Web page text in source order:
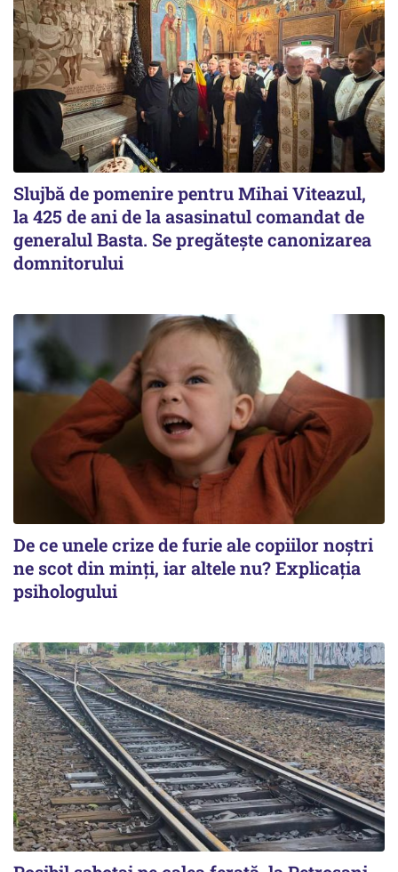
Slujbă de pomenire pentru Mihai Viteazul,
la 425 de ani de la asasinatul comandat de
generalul Basta. Se pregătește canonizarea
domnitorului
De ce unele crize de furie ale copiilor noștri
ne scot din minți, iar altele nu? Explicația
psihologului